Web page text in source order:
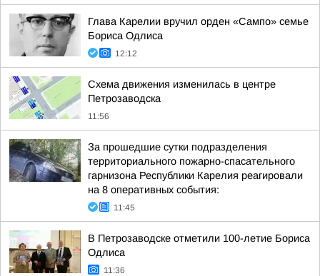
Глава Карелии вручил орден «Сампо» семье
Бориса Одлиса
12:12
Схема движения изменилась в центре
Петрозаводска
11:56
За прошедшие сутки подразделения
территориального пожарно-спасательного
гарнизона Республики Карелия реагировали
на 8 оперативных события:
11:45
В Петрозаводске отметили 100-летие Бориса
Одлиса
11:36